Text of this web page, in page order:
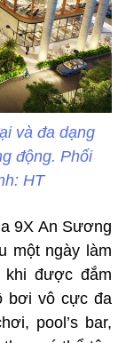
và đa dạng
động. Phối
HT
9X An Sương
một ngày làm
được đắm
bơi vô cực đa
pool’s bar,